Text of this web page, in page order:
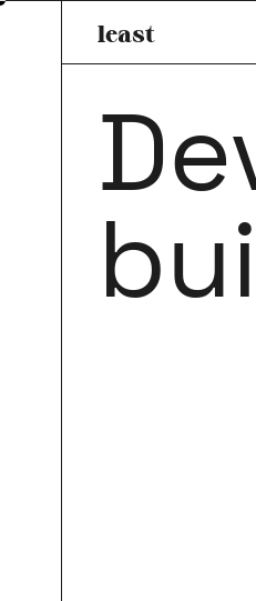
least